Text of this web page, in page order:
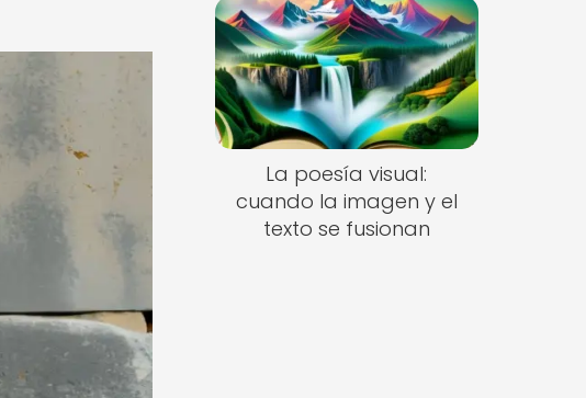
La poesía visual:
cuando la imagen y el
texto se fusionan